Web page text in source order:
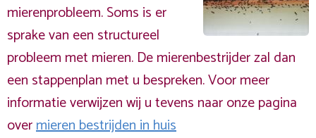
mierenprobleem. Soms is er
sprake van een structureel
probleem met mieren. De mierenbestrijder zal dan
een stappenplan met u bespreken. Voor meer
informatie verwijzen wij u tevens naar onze pagina
overmieren bestrijden in huis